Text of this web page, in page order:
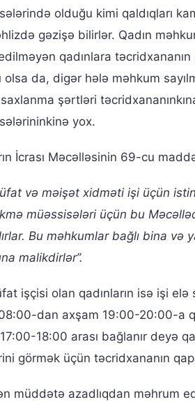
olduğu kimi qaldıqları
gəzişə bilirlər. Qadın
qadınlara
da, digər hələ məhkum
saxlanma şərtləri
yox.
İcrası Məcəlləsinin 69-cu
və məişət xidməti işi üçün
müəssisələri üçün bu
Bu məhkumlar bağlı bina
malikdirlər”.
işçisi olan qadınların isə işi
dan axşam 19:00-20:00-a
18:00 arası bağlanır deyə
görmək üçün təcridxananın
müddətə azadlıqdan məhrum